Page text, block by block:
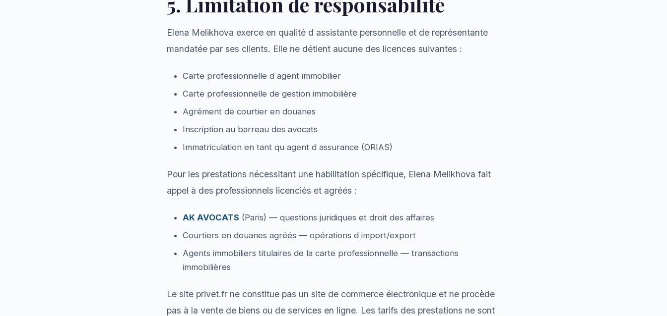
Elena Melikhova exerce en qualité d assistante personnelle et de représentante
mandatée par ses clients. Elle ne détient aucune des licences suivantes :
Carte professionnelle d agent immobilier
Carte professionnelle de gestion immobilière
Agrément de courtier en douanes
Inscription au barreau des avocats
Immatriculation en tant qu agent d assurance (ORIAS)
Pour les prestations nécessitant une habilitation spécifique, Elena Melikhova fait
appel à des professionnels licenciés et agréés :
AK AVOCATS (Paris) — questions juridiques et droit des affaires
Courtiers en douanes agréés — opérations d import/export
Agents immobiliers titulaires de la carte professionnelle — transactions
immobilières
Le site privet.fr ne constitue pas un site de commerce électronique et ne procède
pas à la vente de biens ou de services en ligne. Les tarifs des prestations ne sont